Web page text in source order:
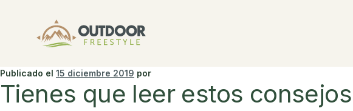
Publicado el 15 diciembre 2019 por
Tienes que leer estos